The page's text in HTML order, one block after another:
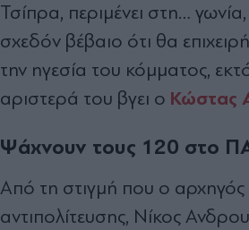
Τσίπρα, περιμένει στη…
σχεδόν βέβαιο ότι θα
την ηγεσία του κόμματος,
αριστερά του βγει ο Κώστας
Ψάχνουν τους 120 στο
Από τη στιγµή που ο αρχηγός
αντιπολίτευσης, Νίκος